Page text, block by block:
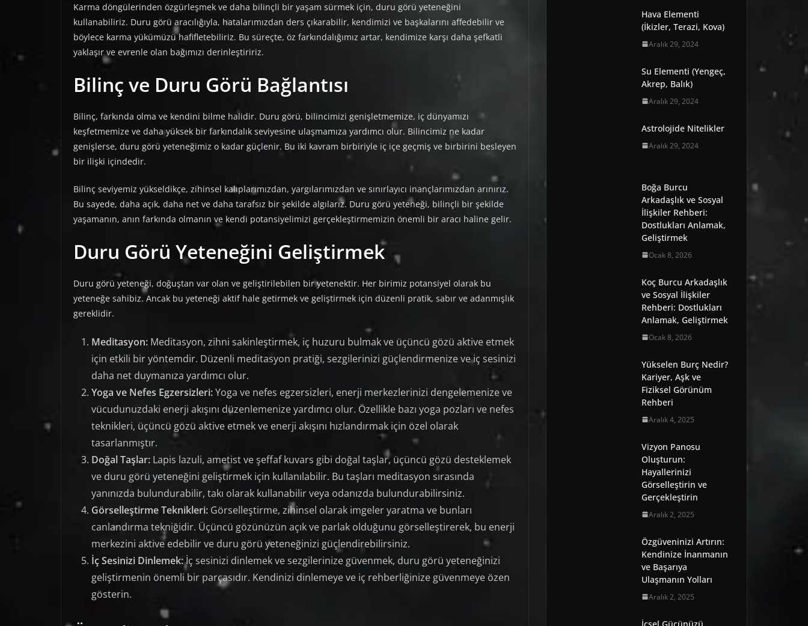
Karma döngülerinden özgürleşmek ve daha bilinçli bir yaşam sürmek için, duru görü yeteneğini
kullanabiliriz. Duru görü aracılığıyla, hatalarımızdan ders çıkarabilir, kendimizi ve başkalarını affedebilir ve
böylece karma yükümüzü hafifletebiliriz. Bu süreçte, öz farkındalığımız artar, kendimize karşı daha şefkatli
yaklaşır ve evrenle olan bağımızı derinleştiririz.
Bilinç ve Duru Görü Bağlantısı
Bilinç, farkında olma ve kendini bilme halidir. Duru görü, bilincimizi genişletmemize, iç dünyamızı
keşfetmemize ve daha yüksek bir farkındalık seviyesine ulaşmamıza yardımcı olur. Bilincimiz ne kadar
genişlerse, duru görü yeteneğimiz o kadar güçlenir. Bu iki kavram birbiriyle iç içe geçmiş ve birbirini besleyen
bir ilişki içindedir.
Bilinç seviyemiz yükseldikçe, zihinsel kalıplarımızdan, yargılarımızdan ve sınırlayıcı inançlarımızdan arınırız.
Bu sayede, daha açık, daha net ve daha tarafsız bir şekilde algılarız. Duru görü yeteneği, bilinçli bir şekilde
yaşamanın, anın farkında olmanın ve kendi potansiyelimizi gerçekleştirmemizin önemli bir aracı haline gelir.
Duru Görü Yeteneğini Geliştirmek
Duru görü yeteneği, doğuştan var olan ve geliştirilebilen bir yetenektir. Her birimiz potansiyel olarak bu
yeteneğe sahibiz. Ancak bu yeteneği aktif hale getirmek ve geliştirmek için düzenli pratik, sabır ve adanmışlık
gereklidir.
Meditasyon: Meditasyon, zihni sakinleştirmek, iç huzuru bulmak ve üçüncü gözü aktive etmek
için etkili bir yöntemdir. Düzenli meditasyon pratiği, sezgilerinizi güçlendirmenize ve iç sesinizi
daha net duymanıza yardımcı olur.
Yoga ve Nefes Egzersizleri:Yoga ve nefes egzersizleri, enerji merkezlerinizi dengelemenize ve
vücudunuzdaki enerji akışını düzenlemenize yardımcı olur. Özellikle bazı yoga pozları ve nefes
teknikleri, üçüncü gözü aktive etmek ve enerji akışını hızlandırmak için özel olarak
tasarlanmıştır.
Doğal Taşlar: Lapis lazuli, ametist ve şeffaf kuvars gibi doğal taşlar, üçüncü gözü desteklemek
ve duru görü yeteneğini geliştirmek için kullanılabilir. Bu taşları meditasyon sırasında
yanınızda bulundurabilir, takı olarak kullanabilir veya odanızda bulundurabilirsiniz.
Görselleştirme Teknikleri: Görselleştirme, zihinsel olarak imgeler yaratma ve bunları
canlandırma tekniğidir. Üçüncü gözünüzün açık ve parlak olduğunu görselleştirerek, bu enerji
merkezini aktive edebilir ve duru görü yeteneğinizi güçlendirebilirsiniz.
İç Sesinizi Dinlemek:İç sesinizi dinlemek ve sezgilerinize güvenmek, duru görü yeteneğinizi
geliştirmenin önemli bir parçasıdır. Kendinizi dinlemeye ve iç rehberliğinize güvenmeye özen
gösterin.
Hava Elementi
(İkizler, Terazi, Kova)
Aralık 29, 2024
Su Elementi (Yengeç,
Akrep, Balık)
Aralık 29, 2024
Astrolojide Nitelikler
Aralık 29, 2024
Boğa Burcu
Arkadaşlık ve Sosyal
İlişkiler Rehberi:
Dostlukları Anlamak,
Geliştirmek
Ocak 8, 2026
Koç Burcu Arkadaşlık
ve Sosyal İlişkiler
Rehberi: Dostlukları
Anlamak, Geliştirmek
Ocak 8, 2026
Yükselen Burç Nedir?
Kariyer, Aşk ve
Fiziksel Görünüm
Rehberi
Aralık 4, 2025
Vizyon Panosu
Oluşturun:
Hayallerinizi
Görselleştirin ve
Gerçekleştirin
Aralık 2, 2025
Özgüveninizi Artırın:
Kendinize İnanmanın
ve Başarıya
Ulaşmanın Yolları
Aralık 2, 2025